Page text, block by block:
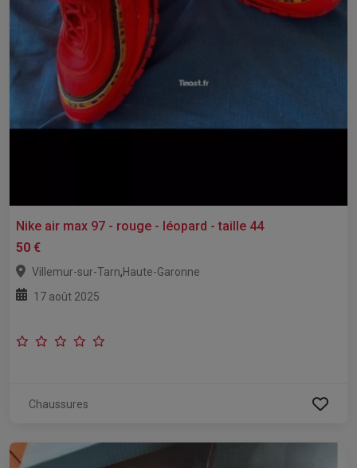
Nike air max 97 - rouge - léopard - taille 44
50 €
Villemur-sur-Tarn,Haute-Garonne
17 août 2025
Chaussures